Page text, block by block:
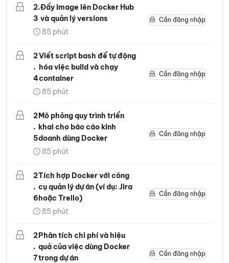
2.
3
Đẩy image lên Docker Hub
và quản lý versions
85 phút
Cần đăng nhập
2
.
4
Viết script bash để tự động
hóa việc build và chạy
container
85 phút
Cần đăng nhập
2
.
5
Mô phỏng quy trình triển
khai cho báo cáo kinh
doanh dùng Docker
85 phút
Cần đăng nhập
2
.
6
Tích hợp Docker với công
cụ quản lý dự án (ví dụ: Jira
hoặc Trello)
85 phút
Cần đăng nhập
2
.
7
Phân tích chi phí và hiệu
quả của việc dùng Docker
trong dự án
Cần đăng nhập